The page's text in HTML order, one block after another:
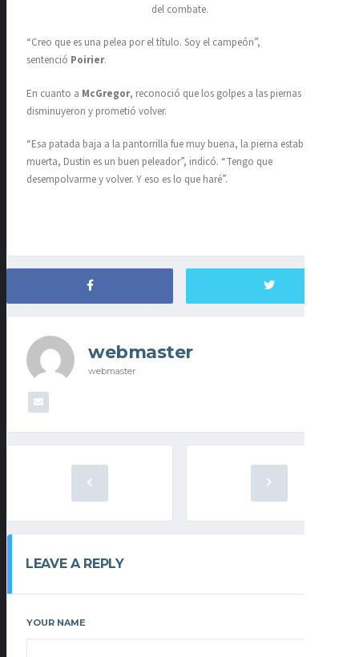
del combate.
“Creo que es una pelea por el título. Soy el campeón”,
sentenció Poirier.
En cuanto a McGregor, reconoció que los golpes a las piernas lo
disminuyeron y prometió volver.
“Esa patada baja a la pantorrilla fue muy buena, la pierna estaba
muerta, Dustin es un buen peleador”, indicó. “Tengo que
desempolvarme y volver. Y eso es lo que haré”.
webmaster
webmaster
LEAVE A REPLY
YOUR NAME